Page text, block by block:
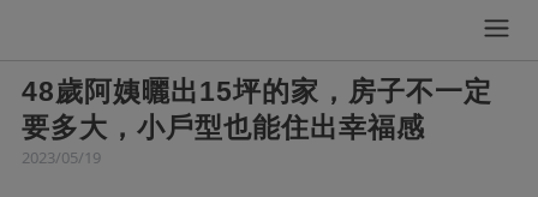
48歲阿姨曬出15坪的家，房子不一定
要多大，小戶型也能住出幸福感
2023/05/19